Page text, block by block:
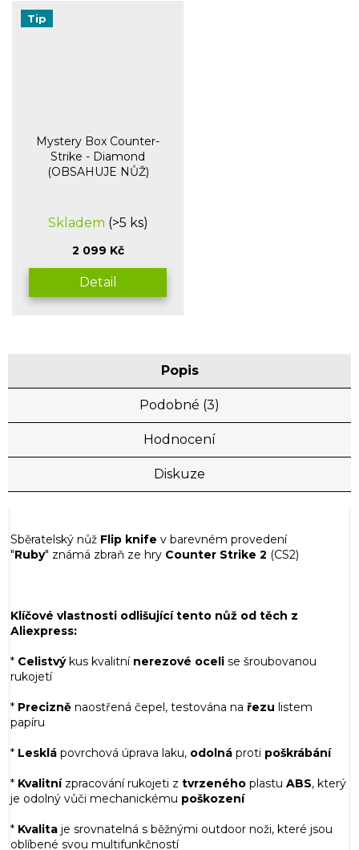
Tip
Mystery Box Counter-
Strike - Diamond
(OBSAHUJE NŮŽ)
hodnocení
je
5,0
z
5
Skladem (>5 ks)
2 099 Kč
Detail
Popis
Podobné (3)
Hodnocení
Diskuze
Sběratelský nůž Flip knife v barevném provedení
"Ruby" známá zbraň ze hry Counter Strike 2 (CS2)
Klíčové vlastnosti odlišující tento nůž od těch z
Aliexpress:
* Celistvýkus kvalitní nerezové oceli se šroubovanou
rukojetí
* Precizně naostřená čepel, testována na řezu listem
papíru
* Lesklá povrchová úprava laku, odolná proti poškrábání
* Kvalitnízpracování rukojeti z tvrzeného plastu ABS, který
je odolný vůči mechanickému poškození
* Kvalita je srovnatelná s běžnými outdoor noži, které jsou
oblíbené svou multifunkčností